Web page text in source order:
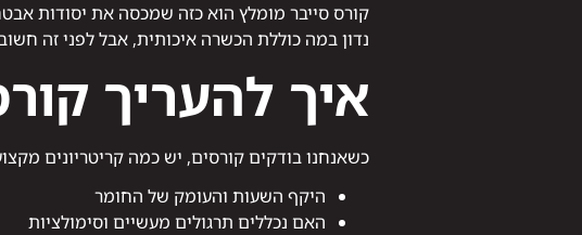
קורס סייבר מומלץ הוא כזה שמכסה את יסודות
נדון במה כוללת הכשרה איכותית, אבל לפני זה
איך להעריך
כשאנחנו בודקים קורסים, יש כמה קריטריונים
היקף השעות והעומק של החומר
האם נכללים תרגולים מעשיים וסימולציות